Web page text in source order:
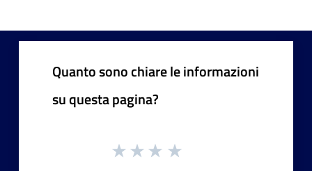
Quanto sono chiare le informazioni
su questa pagina?